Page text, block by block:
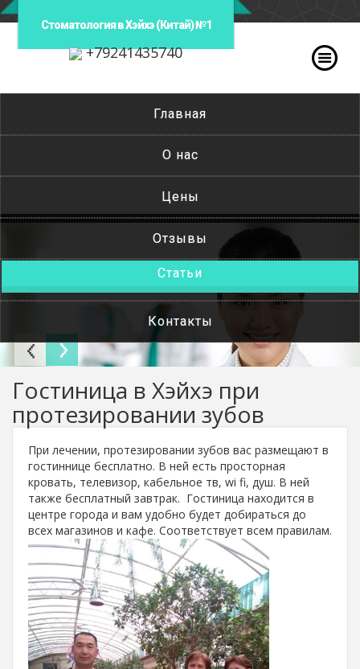
Стоматология в Хэйхэ (Китай) №1
+79241435740
Главная
О нас
Цены
Отзывы
Статьи
Контакты
Гостиница в Хэйхэ при
протезировании зубов
При лечении, протезировании зубов вас размещают в
гостиннице бесплатно. В ней есть просторная
кровать, телевизор, кабельное тв, wi fi, душ. В ней
также бесплатный завтрак. Гостиница находится в
центре города и вам удобно будет добираться до
всех магазинов и кафе. Соответствует всем правилам.